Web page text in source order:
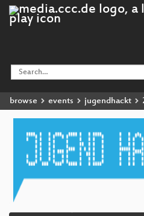
browse events jugendhackt